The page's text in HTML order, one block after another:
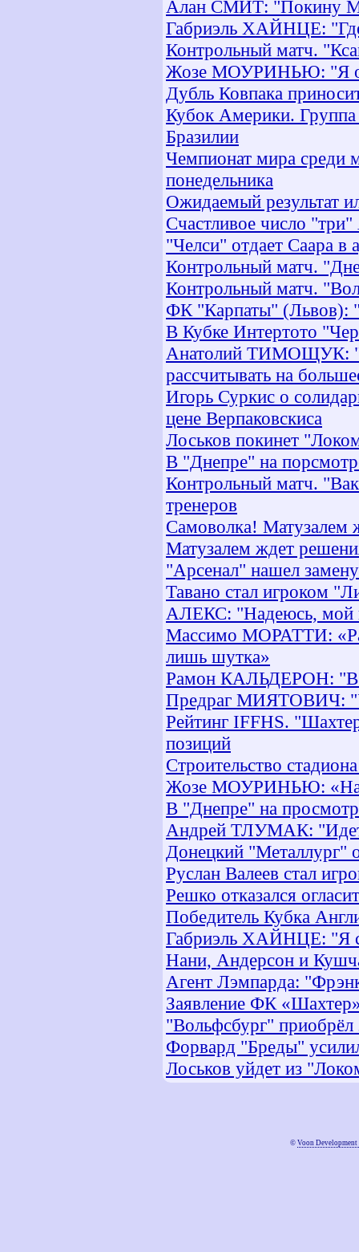
Алан СМИТ: "Покину
Габриэль ХАЙНЦЕ: "Где
Контрольный матч.
Жозе МОУРИНЬЮ: "Я
Дубль Ковпака
Кубок Америки.
Бразилии
Чемпионат мира среди
понедельника
Ожидаемый результат
Счастливое число "три"
"Челси" отдает Саара в
Контрольный матч.
Контрольный матч.
ФК "Карпаты" (Львов):
В Кубке Интертото
Анатолий ТИМОЩУК:
рассчитывать на
Игорь Суркис о
цене Верпаковскиса
Лоськов покинет
В "Днепре" на
Контрольный матч.
тренеров
Самоволка! Матузалем
Матузалем ждет
"Арсенал" нашел
Тавано стал игроком
АЛЕКС: "Надеюсь, мой
Массимо МОРАТТИ:
лишь шутка»
Рамон КАЛЬДЕРОН: "В
Предраг МИЯТОВИЧ: "У
Рейтинг IFFHS.
позиций
Строительство
Жозе МОУРИНЬЮ:
В "Днепре" на
Андрей ТЛУМАК: "Идет
Донецкий "Металлург"
Руслан Валеев стал
Решко отказался
Победитель Кубка
Габриэль ХАЙНЦЕ: "Я
Нани, Андерсон и
Агент Лэмпарда:
Заявление ФК
"Вольфсбург"
Форвард "Бреды"
Лоськов уйдет из
© Voon Development